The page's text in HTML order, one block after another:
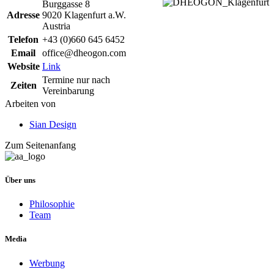
Adresse
Burggasse 8
9020 Klagenfurt a.W.
Austria
Telefon +43 (0)660 645 6452
Email
office@dheogon.com
Website Link
Zeiten
Termine nur nach
Vereinbarung
Arbeiten von
Sian Design
Zum Seitenanfang
Über uns
Philosophie
Team
Media
Werbung